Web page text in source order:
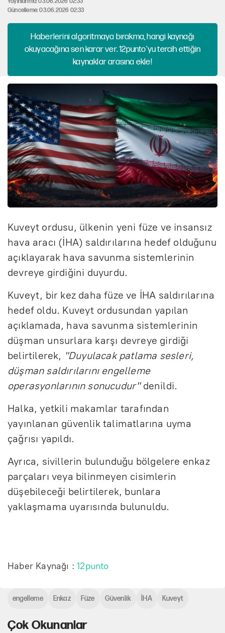
Güncelleme: 03.06.2026 02:33
Haberlerini algoritmaya bırakma, hangi kaynağı
okuyacağına sen karar ver. 12punto'yu tercih ettiğin
kaynaklar arasına ekle!
Kuveyt ordusu, ülkenin yeni füze ve insansız
hava aracı (İHA) saldırılarına hedef olduğunu
açıklayarak hava savunma sistemlerinin
devreye girdiğini duyurdu.
Kuveyt, bir kez daha füze ve İHA saldırılarına
hedef oldu. Kuveyt ordusundan yapılan
açıklamada, hava savunma sistemlerinin
düşman unsurlara karşı devreye girdiği
belirtilerek, "Duyulacak patlama sesleri,
düşman saldırılarını engelleme
operasyonlarının sonucudur"denildi.
Halka, yetkili makamlar tarafından
yayınlanan güvenlik talimatlarına uyma
çağrısı yapıldı.
Ayrıca, sivillerin bulunduğu bölgelere enkaz
parçaları veya bilinmeyen cisimlerin
düşebileceği belirtilerek, bunlara
yaklaşmama uyarısında bulunuldu.
Haber Kaynağı :12punto
Çok Okunanlar
engelleme Enkaz Füze Güvenlik İHA Kuveyt